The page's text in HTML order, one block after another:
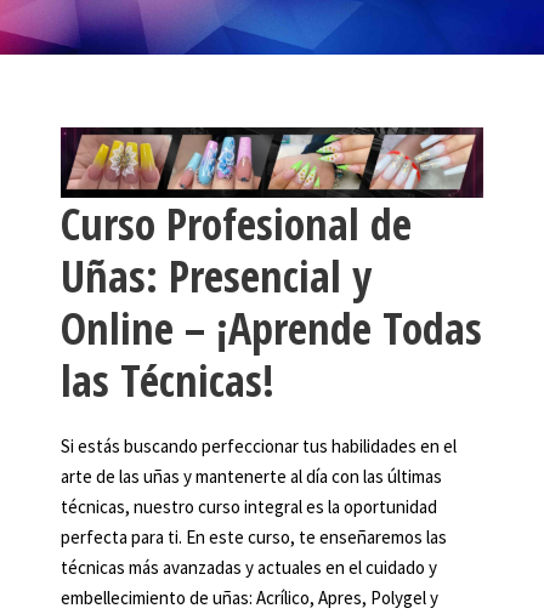
Curso Profesional de
Uñas: Presencial y
Online – ¡Aprende Todas
las Técnicas!
Si estás buscando perfeccionar tus habilidades en el
arte de las uñas y mantenerte al día con las últimas
técnicas, nuestro curso integral es la oportunidad
perfecta para ti. En este curso, te enseñaremos las
técnicas más avanzadas y actuales en el cuidado y
embellecimiento de uñas: Acrílico, Apres, Polygel y